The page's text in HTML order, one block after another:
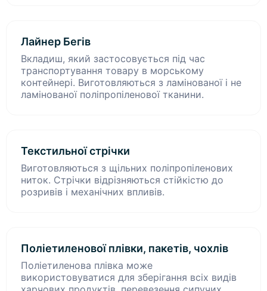
Лайнер Бегів
Вкладиш, який застосовується під час
транспортування товару в морському
контейнері. Виготовляються з ламінованої і не
ламінованої поліпропіленової тканини.
Текстильної стрічки
Виготовляються з щільних поліпропіленових
ниток. Стрічки відрізняються стійкістю до
розривів і механічних впливів.
Поліетиленової плівки, пакетів, чохлів
Поліетиленова плівка може
використовуватися для зберігання всіх видів